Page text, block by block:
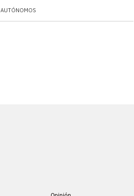
AUTÓNOMOS